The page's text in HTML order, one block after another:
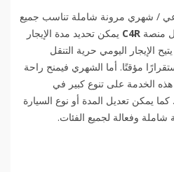
/ شهري مرونة شاملة تناسب جميع
منصة C4R يمكن تحديد مدة الإيجار
الإيجار اليومي حرية التنقل
مؤقتًا. أما الشهري فيمنح راحة
هذه الخدمة على تنوع كبير في
كما يمكن تعديل المدة أو نوع السيارة
شاملة وفعالة لجميع الفئات.